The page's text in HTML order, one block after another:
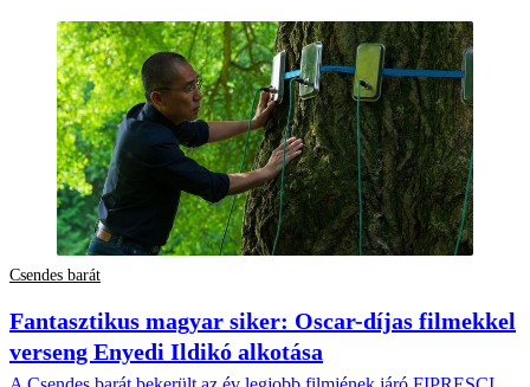
Csendes barát
Fantasztikus magyar siker: Oscar-díjas filmekkel
verseng Enyedi Ildikó alkotása